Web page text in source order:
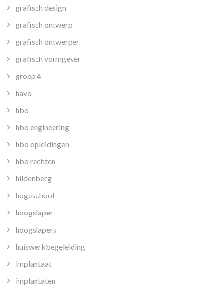
grafisch design
grafisch ontwerp
grafisch ontwerper
grafisch vormgever
groep 4
havo
hbo
hbo engineering
hbo opleidingen
hbo rechten
hildenberg
hogeschool
hoogslaper
hoogslapers
huiswerkbegeleiding
implantaat
implantaten